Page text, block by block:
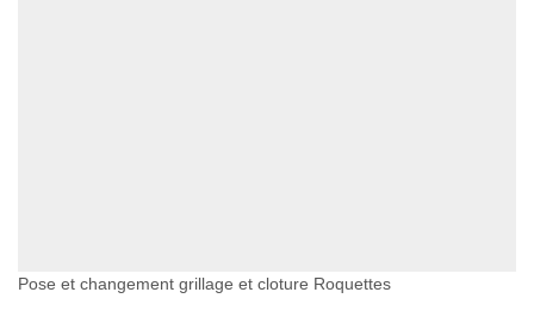
Pose et changement grillage et cloture Roquettes